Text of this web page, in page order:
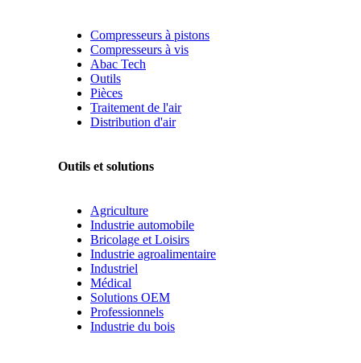
Compresseurs à pistons
Compresseurs à vis
Abac Tech
Outils
Pièces
Traitement de l'air
Distribution d'air
Outils et solutions
Agriculture
Industrie automobile
Bricolage et Loisirs
Industrie agroalimentaire
Industriel
Médical
Solutions OEM
Professionnels
Industrie du bois